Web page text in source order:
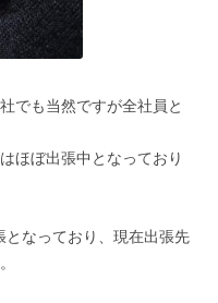
でも当然ですが全社員と
ほぼ出張中となっており
なっており、現在出張先